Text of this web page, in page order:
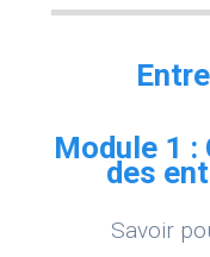
Module 1 :
des
Savoir